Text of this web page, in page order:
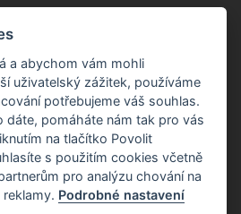
a abychom vám mohli
uživatelský zážitek, používáme
potřebujeme váš souhlas.
dáte, pomáháte nám tak pro vás
na tlačítko Povolit
s použitím cookies včetně
pro analýzu chování na
Podrobné nastavení